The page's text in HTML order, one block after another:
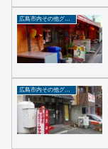
広島市内その他グルメ
広島市内その他グルメ